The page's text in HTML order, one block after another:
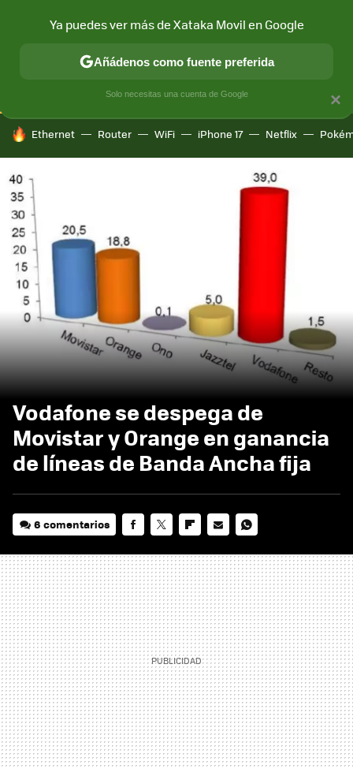
CONECTIVIDAD MÓVIL Y SOCIEDAD APLICACIONES
HOY SE HABLA DE
Ethernet Router WiFi iPhone 17 Netflix
Vodafone se despega de
Movistar y Orange en ganancia
de líneas de Banda Ancha fija
6 comentarios
MAIL
×
Ya puedes ver más de Xataka Movil en Google
Añádenos como fuente preferida
Solo necesitas una cuenta de Google